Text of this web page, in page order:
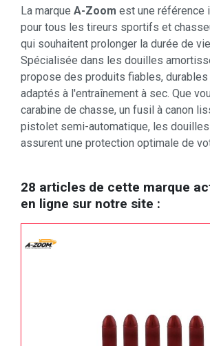
La marque A-Zoom est une référence
pour tous les tireurs sportifs et
qui souhaitent prolonger la durée de
Spécialisée dans les douilles
propose des produits fiables,
adaptés à l'entraînement à sec. Que
carabine de chasse, un fusil à canon
pistolet semi-automatique, les
assurent une protection optimale de
28 articles de cette marque
en ligne sur notre site :